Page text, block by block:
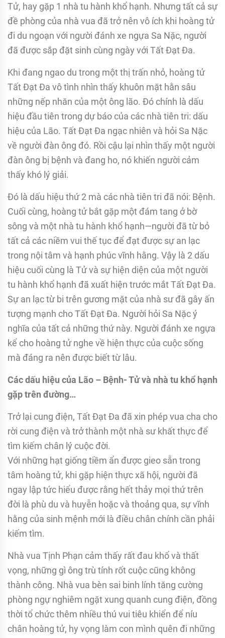
Tử, hay gặp 1 nhà tu hành khổ hạnh. Nhưng tất cả sự
đề phòng của nhà vua đã trở nên vô ích khi hoàng tử
đi du ngoạn với người đánh xe ngựa Sa Nặc, người
đã được sắp đặt sinh cùng ngày với Tất Đạt Đa.
Khi đang ngao du trong một thị trấn nhỏ, hoàng tử
Tất Đạt Đa vô tình nhìn thấy khuôn mặt hằn sâu
những nếp nhăn của một ông lão. Đó chính là dấu
hiệu đầu tiên trong dự báo của các nhà tiên tri: dấu
hiệu của Lão. Tất Đạt Đa ngạc nhiên và hỏi Sa Nặc
về người đàn ông đó. Rồi cậu lại nhìn thấy một người
đàn ông bị bệnh và đang ho, nó khiến người cảm
thấy khó lý giải.
Đó là dấu hiệu thứ 2 mà các nhà tiên tri đã nói: Bệnh.
Cuối cùng, hoàng tử bắt gặp một đám tang ở bờ
sông và một nhà tu hành khổ hạnh—người đã từ bỏ
tất cả các niềm vui thế tục để đạt được sự an lạc
trong nội tâm và hạnh phúc vĩnh hằng. Vậy là 2 dấu
hiệu cuối cùng là Tử và sự hiện diện của một người
tu hành khổ hạnh đã xuất hiện trước mắt Tất Đạt Đa.
Sự an lạc từ bi trên gương mặt của nhà sư đã gây ấn
tượng mạnh cho Tất Đạt Đa. Người hỏi Sa Nặc ý
nghĩa của tất cả những thứ này. Người đánh xe ngựa
kể cho hoàng tử nghe về hiện thực của cuộc sống
mà đáng ra nên được biết từ lâu.
Các dấu hiệu của Lão – Bệnh- Tử và nhà tu khổ hạnh
gặp trên đường…
Trở lại cung điện, Tất Đạt Đa đã xin phép vua cha cho
rời cung điện và trở thành một nhà sư khất thực để
tìm kiếm chân lý cuộc đời.
Với những hạt giống tiềm ẩn được gieo sẵn trong
tâm hoàng tử, khi gặp hiện thực xã hội, người đã
ngay lập tức hiểu được rằng hết thảy mọi thứ trên
đời là phù du và huyễn hoặc và thoảng qua, sự vĩnh
hằng của sinh mệnh mới là điều chân chính cần phải
kiếm tìm.
Nhà vua Tịnh Phạn cảm thấy rất đau khổ và thất
vọng, những gì ông trù tính rốt cuộc cũng không
thành công. Nhà vua bèn sai binh lính tăng cường
phòng ngự nghiêm ngặt xung quanh cung điện, đồng
thời tổ chức thêm nhiều thú vui tiêu khiển để níu
chân hoàng tử, hy vọng làm con mình quên đi những